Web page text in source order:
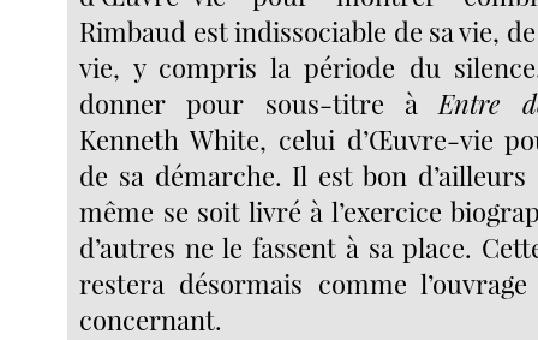
Rimbaud est indissociable de sa vie, de
vie, y compris la période du
donner pour sous-titre àEntre
Kenneth White, celui d’Œuvre-vie
de sa démarche. Il est bon
même se soit livré à l’exercice
d’autres ne le fassent à sa place.
restera désormais comme
concernant.